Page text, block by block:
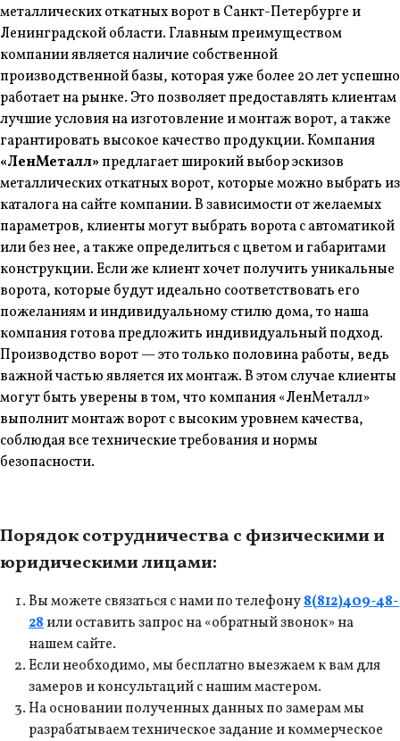
металлических откатных ворот в Санкт-Петербурге и
Ленинградской области. Главным преимуществом
компании является наличие собственной
производственной базы, которая уже более 20 лет успешно
работает на рынке. Это позволяет предоставлять клиентам
лучшие условия на изготовление и монтаж ворот, а также
гарантировать высокое качество продукции. Компания
«ЛенМеталл»предлагает широкий выбор эскизов
металлических откатных ворот, которые можно выбрать из
каталога на сайте компании. В зависимости от желаемых
параметров, клиенты могут выбрать ворота с автоматикой
или без нее, а также определиться с цветом и габаритами
конструкции. Если же клиент хочет получить уникальные
ворота, которые будут идеально соответствовать его
пожеланиям и индивидуальному стилю дома, то наша
компания готова предложить индивидуальный подход.
Производство ворот — это только половина работы, ведь
важной частью является их монтаж. В этом случае клиенты
могут быть уверены в том, что компания «ЛенМеталл»
выполнит монтаж ворот с высоким уровнем качества,
соблюдая все технические требования и нормы
безопасности.
Порядок сотрудничества с физическими и
юридическими лицами:
Вы можете связаться с нами по телефону8(812)409-48-
28или оставить запрос на «обратный звонок» на
нашем сайте.
Если необходимо, мы бесплатно выезжаем к вам для
замеров и консультаций с нашим мастером.
На основании полученных данных по замерам мы
разрабатываем техническое задание и коммерческое